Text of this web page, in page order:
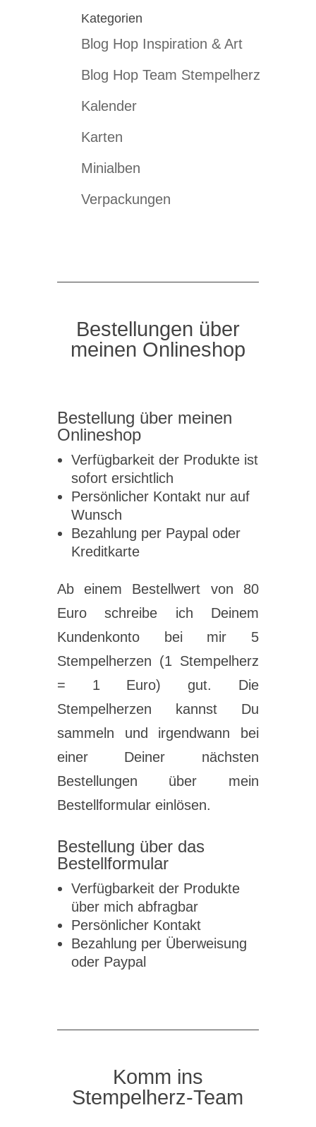
Kategorien
Blog Hop Inspiration & Art
Blog Hop Team Stempelherz
Kalender
Karten
Minialben
Verpackungen
Bestellungen über
meinen Onlineshop
Bestellung über meinen
Onlineshop
Verfügbarkeit der Produkte ist
sofort ersichtlich
Persönlicher Kontakt nur auf
Wunsch
Bezahlung per Paypal oder
Kreditkarte
Ab einem Bestellwert von 80
Euro schreibe ich Deinem
Kundenkonto bei mir 5
Stempelherzen (1 Stempelherz
= 1 Euro) gut. Die
Stempelherzen kannst Du
sammeln und irgendwann bei
einer Deiner nächsten
Bestellungen über mein
Bestellformular einlösen.
Bestellung über das
Bestellformular
Verfügbarkeit der Produkte
über mich abfragbar
Persönlicher Kontakt
Bezahlung per Überweisung
oder Paypal
Komm ins
Stempelherz-Team